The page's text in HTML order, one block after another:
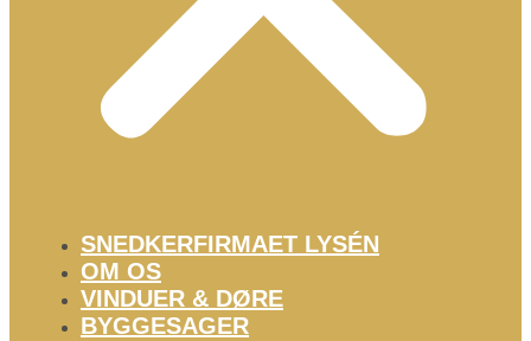
SNEDKERFIRMAET LYSÉN
OM OS
VINDUER & DØRE
BYGGESAGER